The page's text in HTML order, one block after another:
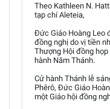
Theo Kathleen N.
tạp chí Aleteia,
Đức Giáo Hoàng Leo
đồng nghị do vị tiền
Thượng Hội đồng
hành Năm Thánh.
Cử hành Thánh lễ
Phêrô, Đức Giáo
một Giáo hội đồng